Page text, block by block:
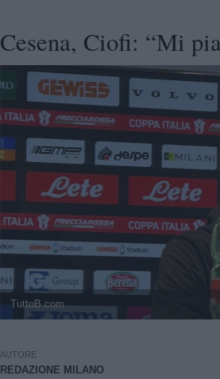
Cesena, Ciofi: “Mi
TuttoB.com
AUTORE
REDAZIONE MILANO